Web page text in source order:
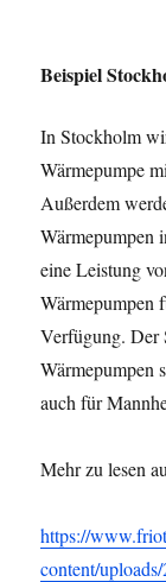
Beispiel
In Stockholm
Wärmepumpe
Außerdem
Wärmepumpen
eine Leistung
Wärmepumpen
Verfügung. Der
Wärmepumpen
auch für
Mehr zu lesen
https://
content/